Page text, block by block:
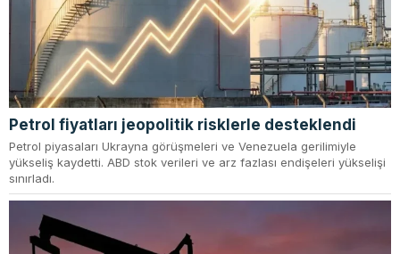
Petrol fiyatları jeopolitik risklerle desteklendi
Petrol piyasaları Ukrayna görüşmeleri ve Venezuela gerilimiyle
yükseliş kaydetti. ABD stok verileri ve arz fazlası endişeleri yükselişi
sınırladı.